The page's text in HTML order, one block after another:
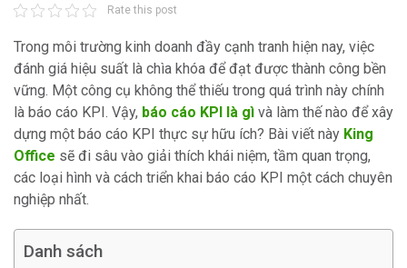
Rate this post
Trong môi trường kinh doanh đầy cạnh tranh hiện nay, việc
đánh giá hiệu suất là chìa khóa để đạt được thành công bền
vững. Một công cụ không thể thiếu trong quá trình này chính
là báo cáo KPI. Vậy, báo cáo KPI là gì và làm thế nào để xây
dựng một báo cáo KPI thực sự hữu ích? Bài viết này King
Office sẽ đi sâu vào giải thích khái niệm, tầm quan trọng,
các loại hình và cách triển khai báo cáo KPI một cách chuyên
nghiệp nhất.
Danh sách